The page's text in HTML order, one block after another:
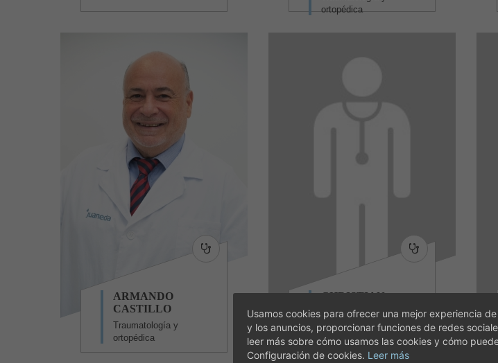
ortopédica
ARMANDO
CASTILLO
Traumatología y
ortopédica
CHRISTIAN
CHATELET LUDY
Traumatología y
ortopédica
Usamos cookies para ofrecer una mejor experiencia
y los anuncios, proporcionar funciones de redes
leer más sobre cómo usamos las cookies y cómo
Configuración de cookies. Leer más